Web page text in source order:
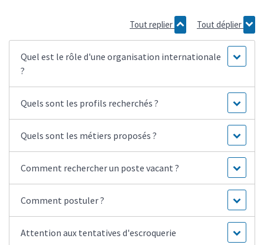
Tout replier Tout déplier
Quel est le rôle d'une organisation internationale
?
Quels sont les profils recherchés ?
Quels sont les métiers proposés ?
Comment rechercher un poste vacant ?
Comment postuler ?
Attention aux tentatives d'escroquerie